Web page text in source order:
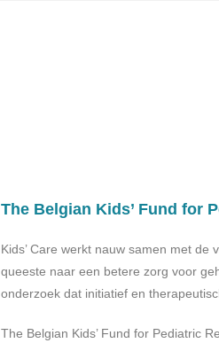
The Belgian Kids’ Fund for
Kids’ Care werkt nauw samen met de
queeste naar een betere zorg voor
onderzoek dat initiatief en
The Belgian Kids’ Fund for Pediatric